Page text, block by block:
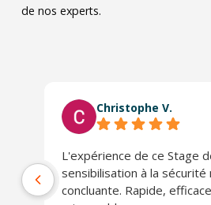
de nos experts.
Christophe V.
L'expérience de ce Stage
sensibilisation à la
concluante. Rapide,